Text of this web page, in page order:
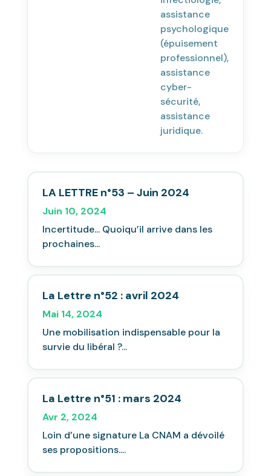
assistance
psychologique
(épuisement
professionnel),
assistance
cyber-
sécurité,
assistance
juridique.
LA LETTRE n°53 – Juin 2024
Juin 10, 2024
Incertitude... Quoiqu’il arrive dans les
prochaines...
La Lettre n°52 : avril 2024
Mai 14, 2024
Une mobilisation indispensable pour la
survie du libéral ?...
La Lettre n°51 : mars 2024
Avr 2, 2024
Loin d’une signature La CNAM a dévoilé
ses propositions....